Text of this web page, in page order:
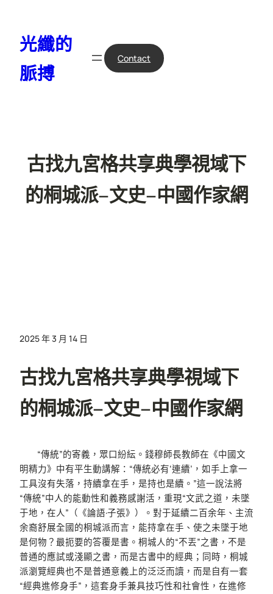
光纖的
脈搏
Contact
古找九宮格共享典學視域下
的桐城派–文史–中國作家網
2025 年 3 月 14 日
古找九宮格共享典學視域下
的桐城派–文史–中國作家網
“傳統”的寄義，眾口紛紜。錢穆師長教師在《中國文
明精力》中有平生動講解：“傳統必有‘連續’，如手上拿一
工具沒有失落，持續拿在手，是持也是續。”這一說法將
“傳統”中人的能動性和義務感謝活，重現“文武之道，未墜
于地，在人”（《論語·子張》）。對于延續二百余年、主流
余裔舒展全國的桐城派而言，能持拿在手、使之未墜于地
是何物？最扼要的答覆是書。桐城人的“不丟”之書，不是
普通的應試或淺顯之書，而是古書中的經典；同時，桐城
派瀏覽經典也不是普通意義上的泛泛而讀，而是自有一套
“經典進修身手”，這套身手兼具技巧性和社會性，在進修